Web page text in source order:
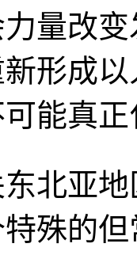
量改
形成
能真
东北亚
殊的